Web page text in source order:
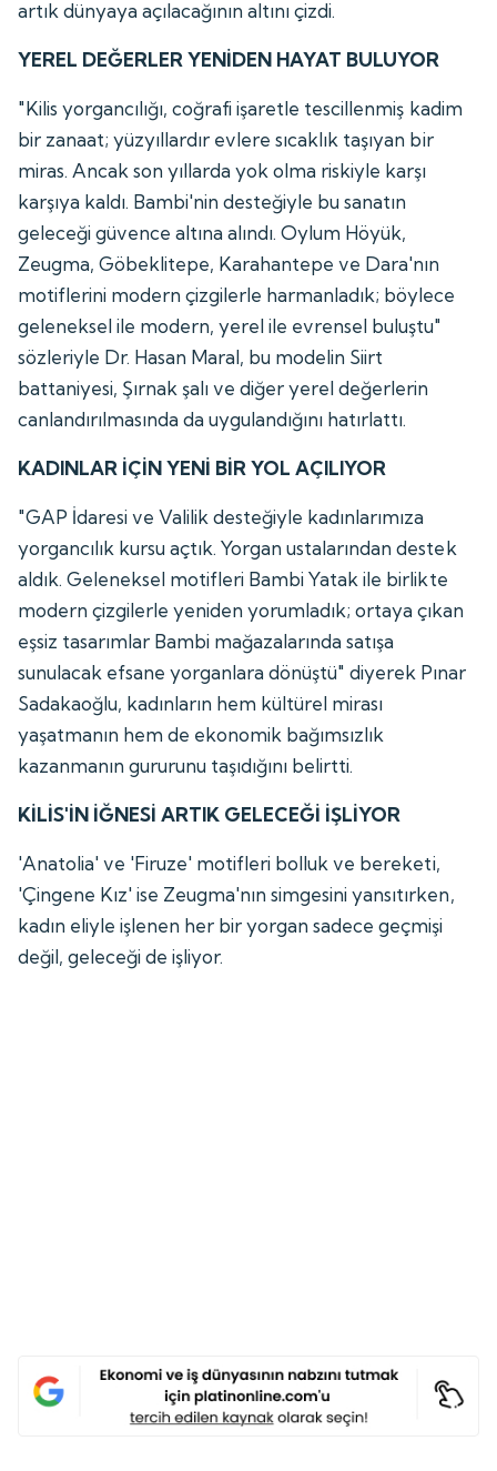
artık dünyaya açılacağının altını çizdi.
YEREL DEĞERLER YENİDEN HAYAT BULUYOR
"Kilis yorgancılığı, coğrafi işaretle tescillenmiş kadim
bir zanaat; yüzyıllardır evlere sıcaklık taşıyan bir
miras. Ancak son yıllarda yok olma riskiyle karşı
karşıya kaldı. Bambi'nin desteğiyle bu sanatın
geleceği güvence altına alındı. Oylum Höyük,
Zeugma, Göbeklitepe, Karahantepe ve Dara'nın
motiflerini modern çizgilerle harmanladık; böylece
geleneksel ile modern, yerel ile evrensel buluştu"
sözleriyle Dr. Hasan Maral, bu modelin Siirt
battaniyesi, Şırnak şalı ve diğer yerel değerlerin
canlandırılmasında da uygulandığını hatırlattı.
KADINLAR İÇİN YENİ BİR YOL AÇILIYOR
"GAP İdaresi ve Valilik desteğiyle kadınlarımıza
yorgancılık kursu açtık. Yorgan ustalarından destek
aldık. Geleneksel motifleri Bambi Yatak ile birlikte
modern çizgilerle yeniden yorumladık; ortaya çıkan
eşsiz tasarımlar Bambi mağazalarında satışa
sunulacak efsane yorganlara dönüştü" diyerek Pınar
Sadakaoğlu, kadınların hem kültürel mirası
yaşatmanın hem de ekonomik bağımsızlık
kazanmanın gururunu taşıdığını belirtti.
KİLİS'İN İĞNESİ ARTIK GELECEĞİ İŞLİYOR
'Anatolia' ve 'Firuze' motifleri bolluk ve bereketi,
'Çingene Kız' ise Zeugma'nın simgesini yansıtırken,
kadın eliyle işlenen her bir yorgan sadece geçmişi
değil, geleceği de işliyor.